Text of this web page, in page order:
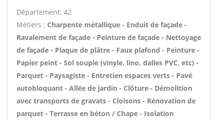
Département: 42
Métiers : Charpente métallique - Enduit de façade -
Ravalement de façade - Peinture de façade - Nettoyage
de façade - Plaque de plâtre - Faux plafond - Peinture -
Papier peint - Sol souple (vinyle, lino, dalles PVC, etc) -
Parquet - Paysagiste - Entretien espaces verts - Pavé
autobloquant - Allée de jardin - Clôture - Démolition
avec transports de gravats - Cloisons - Rénovation de
parquet - Terrasse en béton / Chape - Isolation